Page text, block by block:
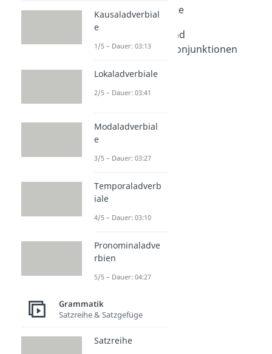
Konjunktionen Liste
Unterordnende und
nebenordnende Konjunktionen
Subjunktion
Kausaladverbial
e
1/5 – Dauer: 03:13
Lokaladverbiale
2/5 – Dauer: 03:41
Modaladverbial
e
3/5 – Dauer: 03:27
Temporaladverb
iale
4/5 – Dauer: 03:10
Pronominaladve
rbien
5/5 – Dauer: 04:27
Grammatik
Satzreihe & Satzgefüge
Satzreihe